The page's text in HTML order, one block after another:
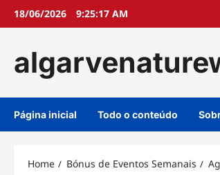
Skip18/06/2026 9:25:18 AM
Página inicial Todo o conteúdo
Home Bónus de Eventos Semanais